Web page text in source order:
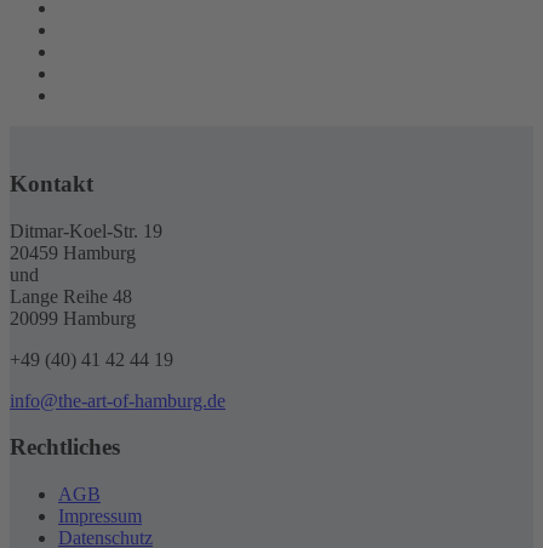
Kontakt
Ditmar-Koel-Str. 19
20459 Hamburg
und
Lange Reihe 48
20099 Hamburg
+49 (40) 41 42 44 19
info@the-art-of-hamburg.de
Rechtliches
AGB
Impressum
Datenschutz